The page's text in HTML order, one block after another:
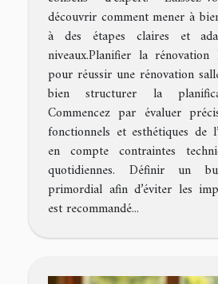
découvrir comment mener à
à des étapes claires et
niveaux.Planifier la
pour réussir une rénovation
bien structurer la
Commencez par évaluer
fonctionnels et esthétiques de
en compte contraintes
quotidiennes. Définir un
primordial afin d’éviter les
est recommandé...